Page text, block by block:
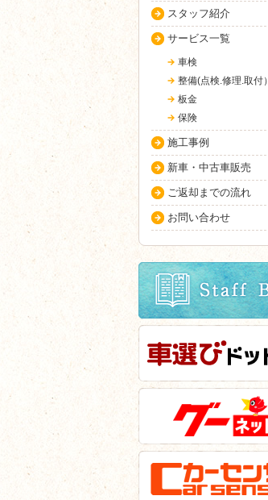
スタッフ紹介
サービス一覧
車検
整備(点検.修理.取付）
板金
保険
施工事例
新車・中古車販売
ご返却までの流れ
お問い合わせ